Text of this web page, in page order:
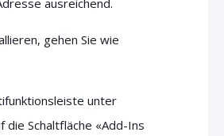
gehen Sie wie
unter
die Schaltfläche «Add-Ins